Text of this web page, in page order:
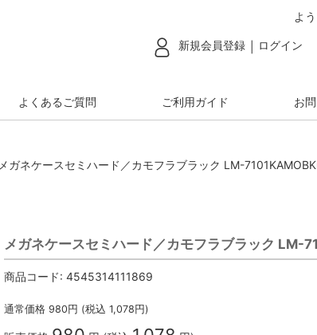
よ
新規会員登録 ログイン
よくあるご質問 ご利用ガイド お
メガネケースセミハード／カモフラブラック LM-
メガネケースセミハード／カモフラブラック LM-
商品コード: 4545314111869
通常価格 980 円 (税込1,078 円)